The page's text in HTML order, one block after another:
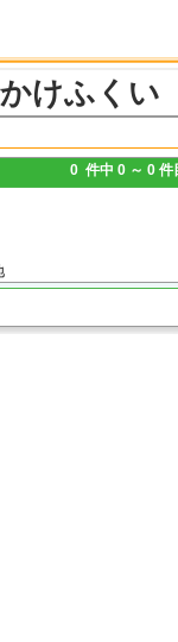
けふくい
0 件中 0 ～ 0 件